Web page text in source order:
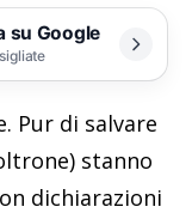
su Google
Pur di salvare
stanno
dichiarazioni